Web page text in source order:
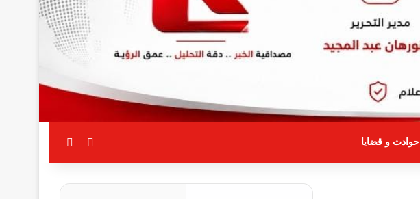
حوادث و قضايا الوضع المظلم